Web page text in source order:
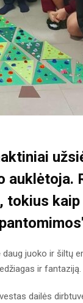
auklėtoja.
kaip
juoko ir šiltų
ir fantaziją.
dailės